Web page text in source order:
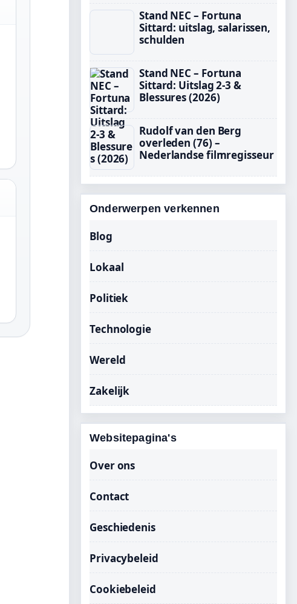
Stand NEC – Fortuna
Sittard: uitslag, salarissen,
schulden
Stand NEC – Fortuna
Sittard: Uitslag 2-3 &
Blessures (2026)
Rudolf van den Berg
overleden (76) –
Nederlandse filmregisseur
Onderwerpen verkennen
Blog
Lokaal
Politiek
Technologie
Wereld
Zakelijk
Websitepagina's
Over ons
Contact
Geschiedenis
Privacybeleid
Cookiebeleid